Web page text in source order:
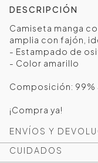
DESCRIPCIÓN
Camiseta manga
amplia con fajón,
- Estampado de
- Color amarillo
Composición: 99%
¡Compra ya!
ENVÍOS Y
CUIDADOS